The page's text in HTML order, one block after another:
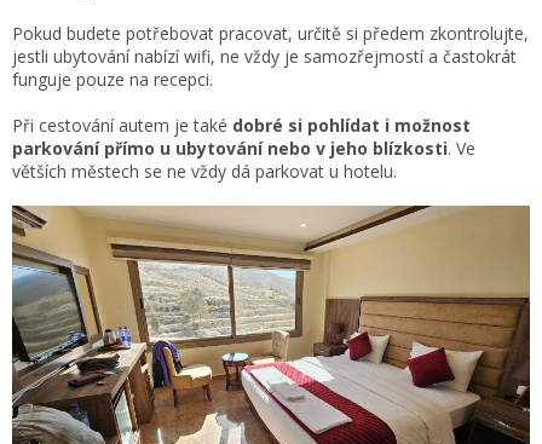
Pokud budete potřebovat pracovat, určitě si předem zkontrolujte,
jestli ubytování nabízí wifi, ne vždy je samozřejmostí a častokrát
funguje pouze na recepci.
Při cestování autem je také dobré si pohlídat i možnost
parkování přímo u ubytování nebo v jeho blízkosti. Ve
větších městech se ne vždy dá parkovat u hotelu.